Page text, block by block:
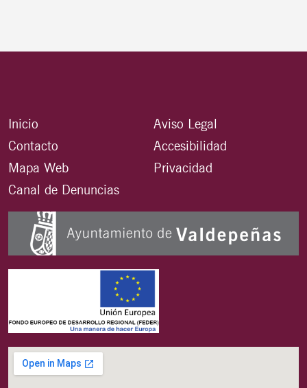
Inicio
Contacto
Mapa Web
Canal de Denuncias
Aviso Legal
Accesibilidad
Privacidad